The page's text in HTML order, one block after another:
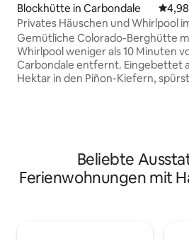
Blockhütte in Carbondale
Privates Häuschen und Whirlpool
Wald
Gemütliche Colorado-Berghütte
Whirlpool weniger als 10 Minuten
Carbondale entfernt. Eingebettet
Hektar in den Piñon-Kiefern,
Innenrenovierung im Jahr 2016,
das nostalgische Aussehen der
auf der Außenseite erhalten bleibt.
Beliebte
Ferienwohnungen mit